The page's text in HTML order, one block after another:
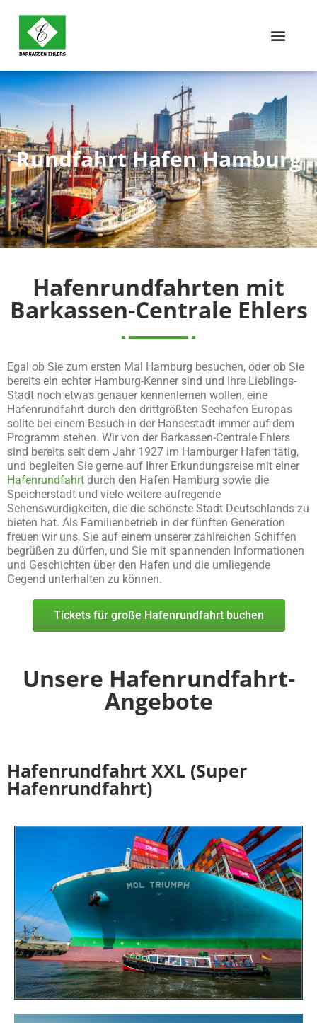
Rundfahrt Hafen Hamburg
Hafenrundfahrten mit
Barkassen-Centrale Ehlers
Egal ob Sie zum ersten Mal Hamburg besuchen, oder ob Sie
bereits ein echter Hamburg-Kenner sind und Ihre Lieblings-
Stadt noch etwas genauer kennenlernen wollen, eine
Hafenrundfahrt durch den drittgrößten Seehafen Europas
sollte bei einem Besuch in der Hansestadt immer auf dem
Programm stehen. Wir von der Barkassen-Centrale Ehlers
sind bereits seit dem Jahr 1927 im Hamburger Hafen tätig,
und begleiten Sie gerne auf Ihrer Erkundungsreise mit einer
Hafenrundfahrt durch den Hafen Hamburg sowie die
Speicherstadt und viele weitere aufregende
Sehenswürdigkeiten, die die schönste Stadt Deutschlands zu
bieten hat. Als Familienbetrieb in der fünften Generation
freuen wir uns, Sie auf einem unserer zahlreichen Schiffen
begrüßen zu dürfen, und Sie mit spannenden Informationen
und Geschichten über den Hafen und die umliegende
Gegend unterhalten zu können.
Tickets für große Hafenrundfahrt buchen
Unsere Hafenrundfahrt-
Angebote
Hafenrundfahrt XXL (Super
Hafenrundfahrt)